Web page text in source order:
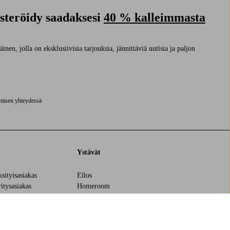
saadaksesi 40 % kalleimmasta
jolla on eksklusiivisia tarjouksia, jännittäviä uutisia ja paljon
yhteydessä
Ystävät
Ellos
Homeroom